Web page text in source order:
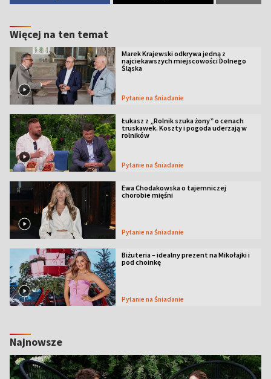
Więcej na ten temat
Marek Krajewski odkrywa jedną z
najciekawszych miejscowości Dolnego
Śląska
Pytanie na Śniadanie
Łukasz z „Rolnik szuka żony” o cenach
truskawek. Koszty i pogoda uderzają w
rolników
Pytanie na Śniadanie
Ewa Chodakowska o tajemniczej
chorobie mięśni
Pytanie na Śniadanie
Biżuteria – idealny prezent na Mikołajki i
pod choinkę
Pytanie na Śniadanie
Najnowsze